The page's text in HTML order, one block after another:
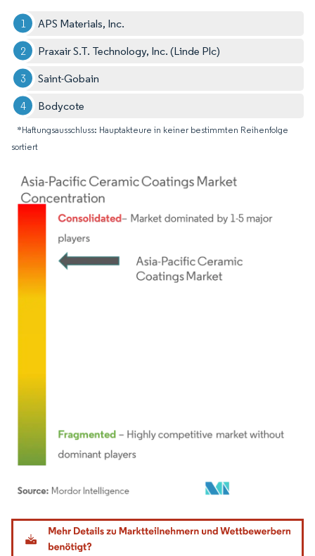
APS Materials, Inc.
Praxair S.T. Technology, Inc. (Linde Plc)
Saint-Gobain
Bodycote
*Haftungsausschluss: Hauptakteure in keiner bestimmten Reihenfolge
sortiert
Bild © Mordor Intelligence. Wiederverwendung erfordert Namensnennung gemäß